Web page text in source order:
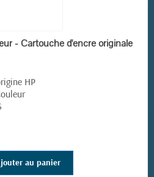
EN STOCK
- Cartouche d'encre originale
HP
au panier